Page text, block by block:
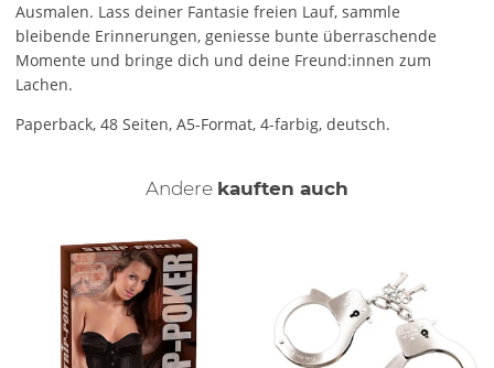
Ausmalen. Lass deiner Fantasie freien Lauf, sammle
bleibende Erinnerungen, geniesse bunte überraschende
Momente und bringe dich und deine Freund:innen zum
Lachen.
Paperback, 48 Seiten, A5-Format, 4-farbig, deutsch.
Andere kauften auch